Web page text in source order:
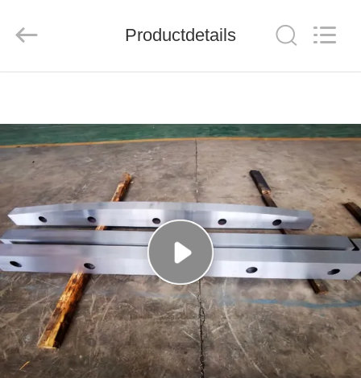
PRODUCTEN
VIDEO'S
OVER
ONS
FABRIEKSTOCHT
KWALITEITSCONTROLE
Productdetails